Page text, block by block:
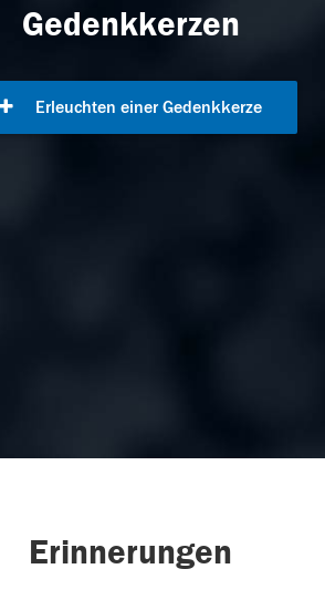
Gedenkkerzen
Erleuchten einer Gedenkkerze
Erinnerungen